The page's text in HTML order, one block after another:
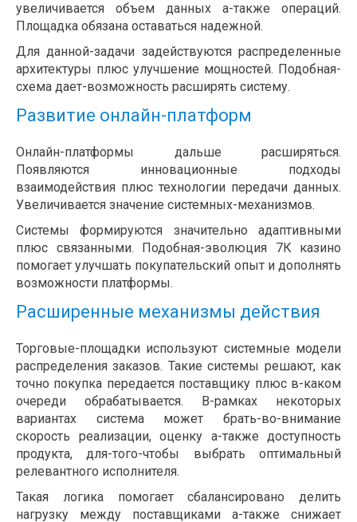
увеличивается объем данных а-также операций.
Площадка обязана оставаться надежной.
Для данной-задачи задействуются распределенные
архитектуры плюс улучшение мощностей. Подобная-
схема дает-возможность расширять систему.
Развитие онлайн-платформ
Онлайн-платформы дальше расширяться.
Появляются инновационные подходы
взаимодействия плюс технологии передачи данных.
Увеличивается значение системных-механизмов.
Системы формируются значительно адаптивными
плюс связанными. Подобная-эволюция 7К казино
помогает улучшать покупательский опыт и дополнять
возможности платформы.
Расширенные механизмы действия
Торговые-площадки используют системные модели
распределения заказов. Такие системы решают, как
точно покупка передается поставщику плюс в-каком
очереди обрабатывается. В-рамках некоторых
вариантах система может брать-во-внимание
скорость реализации, оценку а-также доступность
продукта, для-того-чтобы выбрать оптимальный
релевантного исполнителя.
Такая логика помогает сбалансировано делить
нагрузку между поставщиками а-также снижает